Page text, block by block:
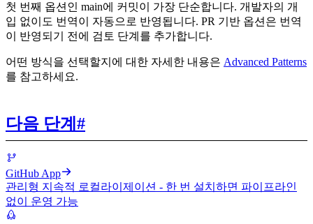
첫 번째 옵션인 main에 커밋이 가장 단순합니다. 개발자의 개
입 없이도 번역이 자동으로 반영됩니다. PR 기반 옵션은 번역
이 반영되기 전에 검토 단계를 추가합니다.
어떤 방식을 선택할지에 대한 자세한 내용은 Advanced Patterns
를 참고하세요.
다음 단계 #
GitHub App
관리형 지속적 로컬라이제이션 - 한 번 설치하면 파이프라인
없이 운영 가능